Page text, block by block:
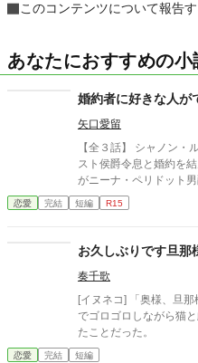
このコンテンツについて報告す
あなたにおすすめの小
婚約者に好きな人が
矢口愛留
【全３話】 シャノン・
スト侯爵令息と婚約を
がニーナ・ペリドット
る。 シャノンは断罪を
消しようとするが――。 ※ エブリスタに習作として掲載したもの
恋愛 完結 短編 R15
お久しぶりです旦那
奏千歌
[イヌネコ] 「奥様、旦那様がお見えです」 「はい？」 ベッドの上
でゴロゴロしながら猫
たことだった。
恋愛 完結 短編